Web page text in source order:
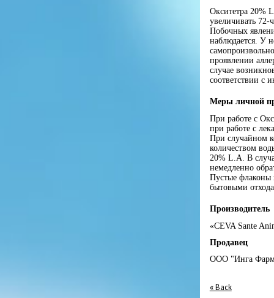
Окситетра 20%
увеличивать
Побочных
наблюдается. У
проявлении
случае
соответствии с
Меры личной
При работе с
при работе с
При случайном
количеством
20% L.А. В
немедленно
Пустые флаконы
бытовыми
Производитель
«CEVA Sante
Продавец
ООО "Инга
« Back